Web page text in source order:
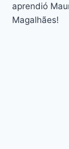
aprendió
Magalhães!